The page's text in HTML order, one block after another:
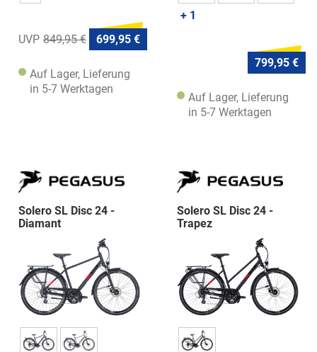
849,95 € 699,95 €
Auf Lager, Lieferung
in 5-7 Werktagen
+ 1
799,95 €
Auf Lager, Lieferung
in 5-7 Werktagen
Solero SL Disc 24 -
Diamant
Solero SL Disc 24 -
Trapez